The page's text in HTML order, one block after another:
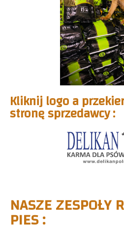
Kliknij logo a
stronę sprzedawcy :
NASZE ZESPOŁY
PIES :